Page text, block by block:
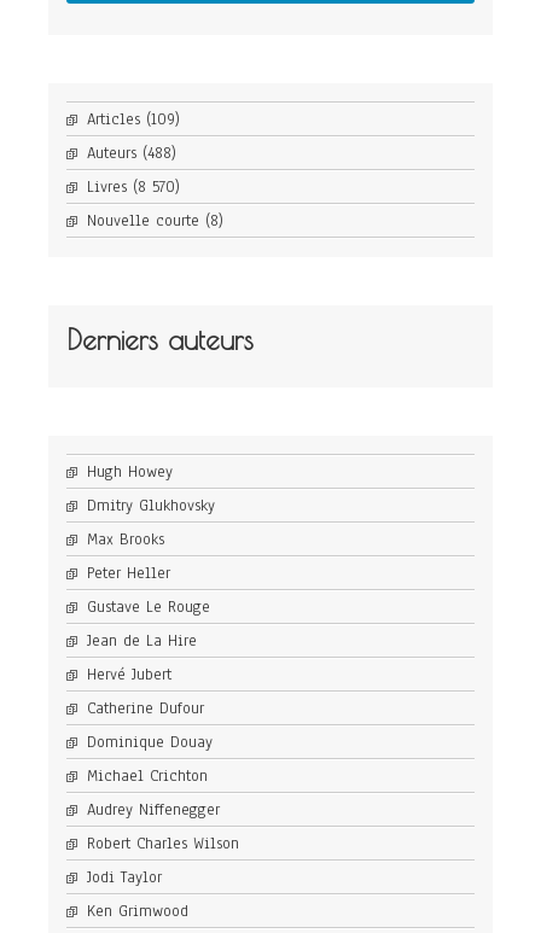
Articles (109)
Auteurs (488)
Livres (8 570)
Nouvelle courte (8)
Derniers auteurs
Hugh Howey
Dmitry Glukhovsky
Max Brooks
Peter Heller
Gustave Le Rouge
Jean de La Hire
Hervé Jubert
Catherine Dufour
Dominique Douay
Michael Crichton
Audrey Niffenegger
Robert Charles Wilson
Jodi Taylor
Ken Grimwood